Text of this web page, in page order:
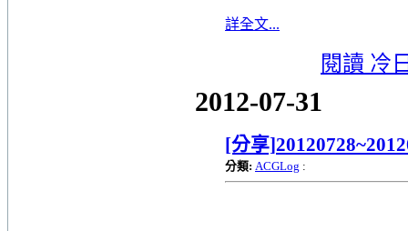
詳全文...
閱讀 冷
2012-07-31
[分享
分類: ACGLog :